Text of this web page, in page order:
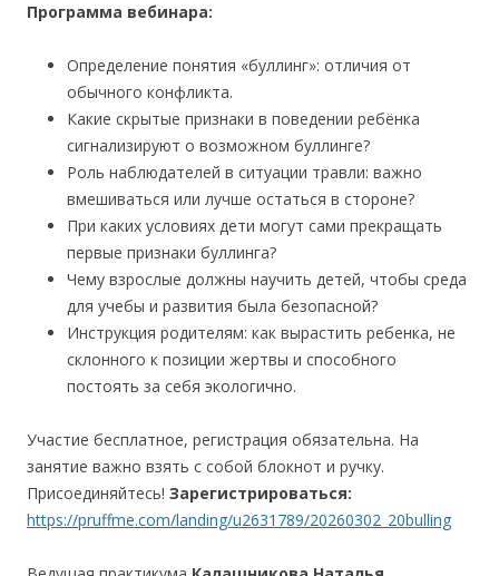
Программа вебинара:
Определение понятия «буллинг»: отличия от
обычного конфликта.
Какие скрытые признаки в поведении ребёнка
сигнализируют о возможном буллинге?
Роль наблюдателей в ситуации травли: важно
вмешиваться или лучше остаться в стороне?
При каких условиях дети могут сами прекращать
первые признаки буллинга?
Чему взрослые должны научить детей, чтобы среда
для учебы и развития была безопасной?
Инструкция родителям: как вырастить ребенка, не
склонного к позиции жертвы и способного
постоять за себя экологично.
Участие бесплатное, регистрация обязательна. На
занятие важно взять с собой блокнот и ручку.
Присоединяйтесь! Зарегистрироваться:
https://pruffme.com/landing/u2631789/20260302_20bulling